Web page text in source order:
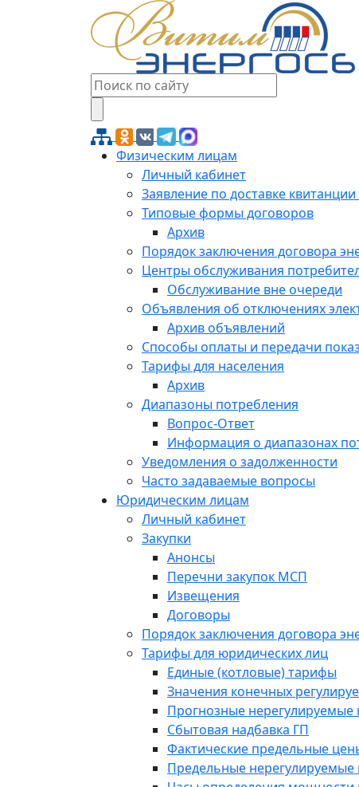
Физическим лицам
Личный кабинет
Заявление по доставке
Типовые формы договоров
Архив
Порядок заключения договора
Центры обслуживания
Обслуживание вне очереди
Объявления об отключениях
Архив объявлений
Способы оплаты и передачи
Тарифы для населения
Архив
Диапазоны потребления
Вопрос-Ответ
Информация о диапазонах
Уведомления о задолженности
Часто задаваемые вопросы
Юридическим лицам
Личный кабинет
Закупки
Анонсы
Перечни закупок МСП
Извещения
Договоры
Порядок заключения договора
Тарифы для юридических лиц
Единые (котловые) тарифы
Значения конечных
Прогнозные нерегулируемые
Сбытовая надбавка ГП
Фактические предельные
Предельные нерегулируемые